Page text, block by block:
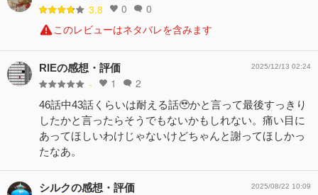
3.8 0 0
このレビューはネタバレを含みます
RIEの感想・評価
- 1 2
2025/12/13 02:24
46話中43話くらいは耐える話🥹かと言って最後すっきり
したかと言ったらそうでもないかもしれない。痛い目に
あってほしいわけじゃないけどちゃんと謝ってほしかっ
たなあ。
シルクの感想・評価 2025/08/22 10:09